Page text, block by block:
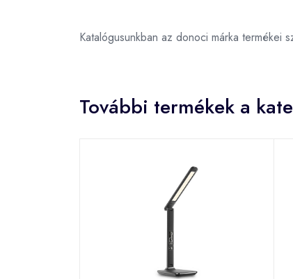
Katalógusunkban az donoci márka termékei
További termékek a